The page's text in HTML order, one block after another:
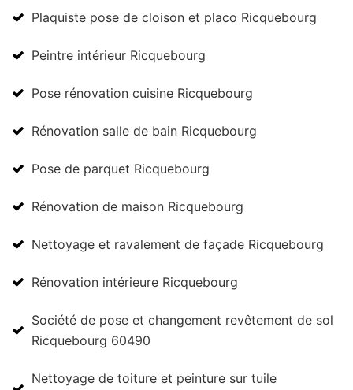
Plaquiste pose de cloison et placo Ricquebourg
Peintre intérieur Ricquebourg
Pose rénovation cuisine Ricquebourg
Rénovation salle de bain Ricquebourg
Pose de parquet Ricquebourg
Rénovation de maison Ricquebourg
Nettoyage et ravalement de façade Ricquebourg
Rénovation intérieure Ricquebourg
Société de pose et changement revêtement de sol
Ricquebourg 60490
Nettoyage de toiture et peinture sur tuile